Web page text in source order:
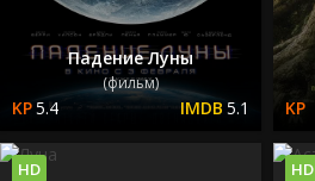
Падение Луны
(фильм)
5.4 5.1
HD HD